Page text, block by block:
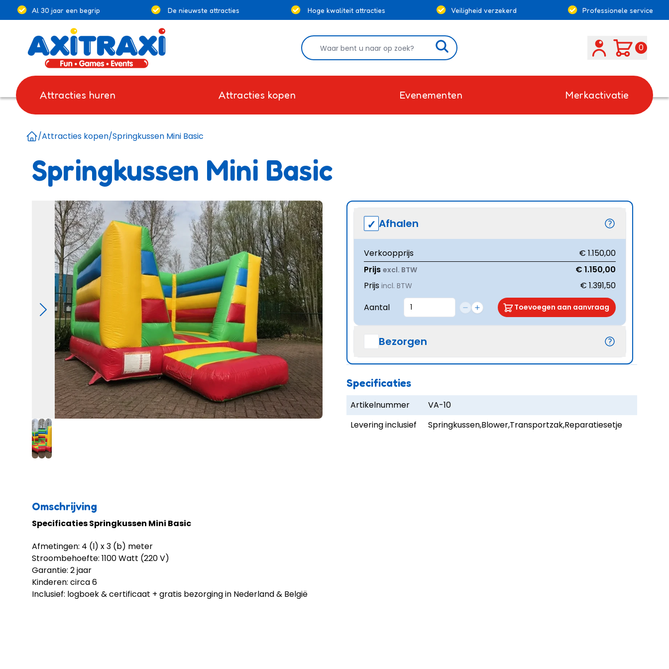
Al 30 jaar een begrip De nieuwste attracties Hoge kwaliteit attracties Veiligheid verzekerd Professionele service
Search 0
Attracties huren Attracties kopen Evenementen Merkactivatie
/Attracties kopen/Springkussen Mini Basic
Springkussen Mini Basic
Omschrijving
Specificaties Springkussen Mini Basic
Afmetingen: 4 (l) x 3 (b) meter
Stroombehoefte: 1100 Watt (220 V)
Garantie: 2 jaar
Kinderen: circa 6
Inclusief: logboek & certificaat + gratis bezorging in Nederland & België
Afhalen
Verkoopprijs
€ 1.150,00
Prijs excl. BTW
€ 1.150,00
Prijs incl. BTW
€ 1.391,50
Aantal
Toevoegen aan aanvraag
Bezorgen
Specificaties
Artikelnummer
VA-10
Levering inclusief
Springkussen,Blower,Transportzak,Reparatiesetje